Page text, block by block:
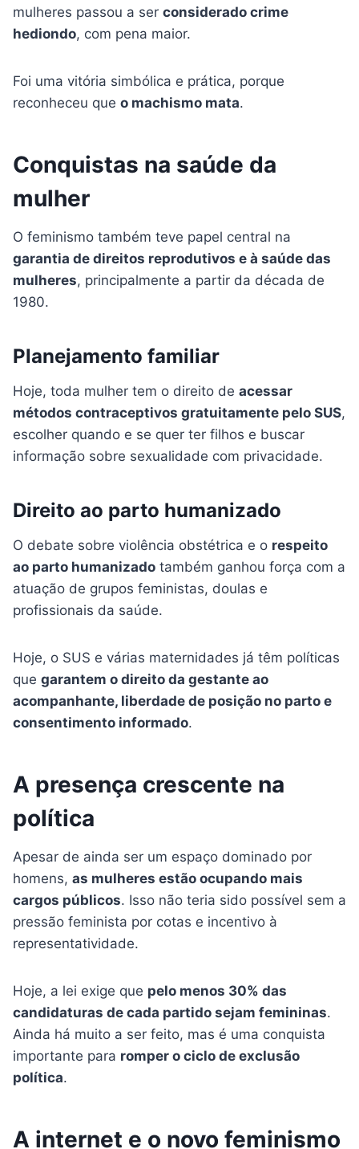
mulheres passou a ser considerado crime
hediondo, com pena maior.
Foi uma vitória simbólica e prática, porque
reconheceu que o machismo mata.
Conquistas na saúde da
mulher
O feminismo também teve papel central na
garantia de direitos reprodutivos e à saúde das
mulheres, principalmente a partir da década de
1980.
Planejamento familiar
Hoje, toda mulher tem o direito de acessar
métodos contraceptivos gratuitamente pelo SUS,
escolher quando e se quer ter filhos e buscar
informação sobre sexualidade com privacidade.
Direito ao parto humanizado
O debate sobre violência obstétrica e o respeito
ao parto humanizado também ganhou força com a
atuação de grupos feministas, doulas e
profissionais da saúde.
Hoje, o SUS e várias maternidades já têm políticas
que garantem o direito da gestante ao
acompanhante, liberdade de posição no parto e
consentimento informado.
A presença crescente na
política
Apesar de ainda ser um espaço dominado por
homens, as mulheres estão ocupando mais
cargos públicos. Isso não teria sido possível sem a
pressão feminista por cotas e incentivo à
representatividade.
Hoje, a lei exige que pelo menos 30% das
candidaturas de cada partido sejam femininas.
Ainda há muito a ser feito, mas é uma conquista
importante para romper o ciclo de exclusão
política.
A internet e o novo feminismo